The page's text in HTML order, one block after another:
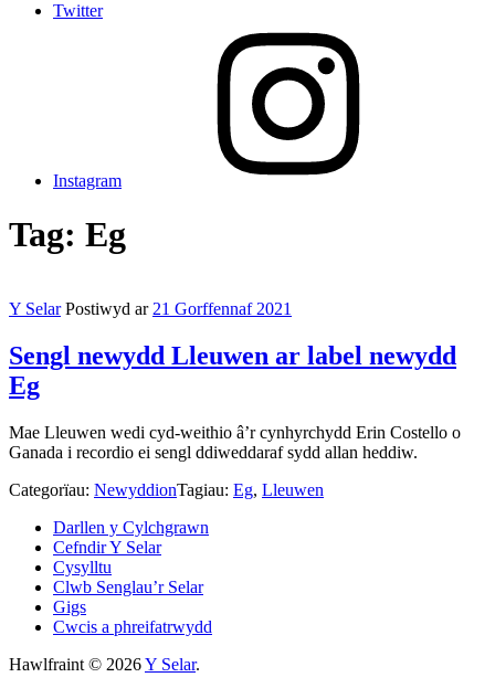
Twitter
Instagram
Tag: Eg
Y Selar Postiwyd ar 21 Gorffennaf 2021
Sengl newydd Lleuwen ar label newydd
Eg
Mae Lleuwen wedi cyd-weithio â’r cynhyrchydd Erin Costello o
Ganada i recordio ei sengl ddiweddaraf sydd allan heddiw.
Categorïau: NewyddionTagiau: Eg, Lleuwen
Darllen y Cylchgrawn
Cefndir Y Selar
Cysylltu
Clwb Senglau’r Selar
Gigs
Cwcis a phreifatrwydd
Hawlfraint © 2026Y Selar.